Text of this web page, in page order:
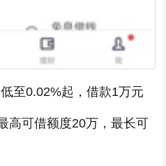
至0.02%起，借款1万元
高可借额度20万，最长可